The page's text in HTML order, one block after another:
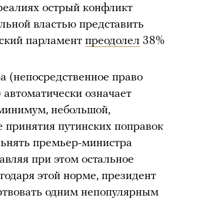
острый конфликт
властью представить
парламент преодолел 38%
(непосредственное право
означает
минимум, небольшой,
путинских поправок
премьер-министра
при этом остальное
этой норме, президент
одним непопулярным